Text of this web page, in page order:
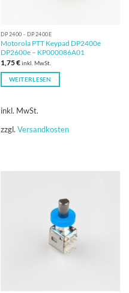
DP2400 - DP2400E
Motorola PTT Keypad DP2400e
DP2600e – KP000086A01
1,75€inkl. MwSt.
WEITERLESEN
inkl. MwSt.
zzgl. Versandkosten